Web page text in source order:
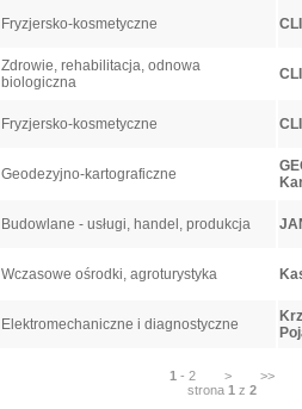
Fryzjersko-kosmetyczne
Zdrowie, rehabilitacja, odnowa
biologiczna
Fryzjersko-kosmetyczne
Geodezyjno-kartograficzne
Budowlane - usługi, handel, produkcja
Wczasowe ośrodki, agroturystyka
Elektromechaniczne i diagnostyczne
1 - 2 >
>>
strona 1 z 2